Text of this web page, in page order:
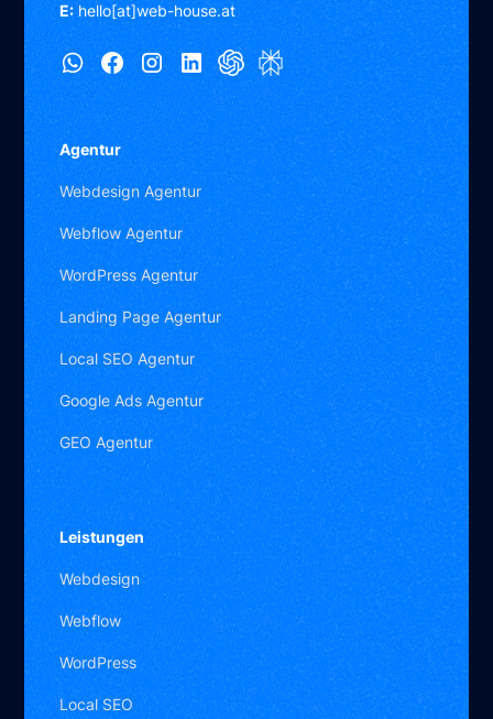
E:hello[at]web-house.at
Agentur
Webdesign Agentur
Webflow Agentur
WordPress Agentur
Landing Page Agentur
Local SEO Agentur
Google Ads Agentur
GEO Agentur
Leistungen
Webdesign
Webflow
WordPress
Local SEO